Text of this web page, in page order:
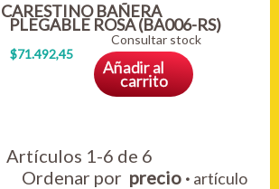
CARESTINO BAÑERA
PLEGABLE ROSA (BA006-RS)
$71.492,45
Consultar stock
Añadir al
carrito
Artículos 1-6 de 6
Ordenar por precio · artículo